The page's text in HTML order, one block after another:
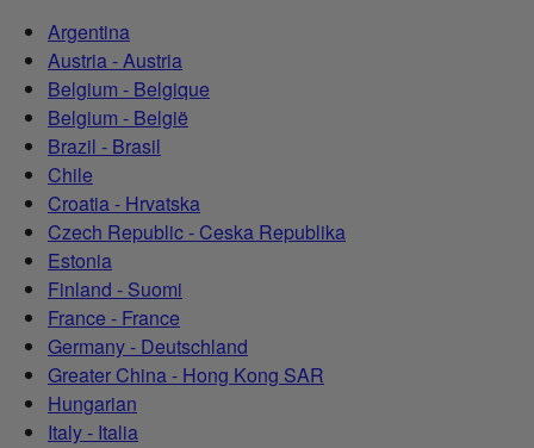
Argentina
Austria - Austria
Belgium - Belgique
Belgium - België
Brazil - Brasil
Chile
Croatia - Hrvatska
Czech Republic - Ceska Republika
Estonia
Finland - Suomi
France - France
Germany - Deutschland
Greater China - Hong Kong SAR
Hungarian
Italy - Italia